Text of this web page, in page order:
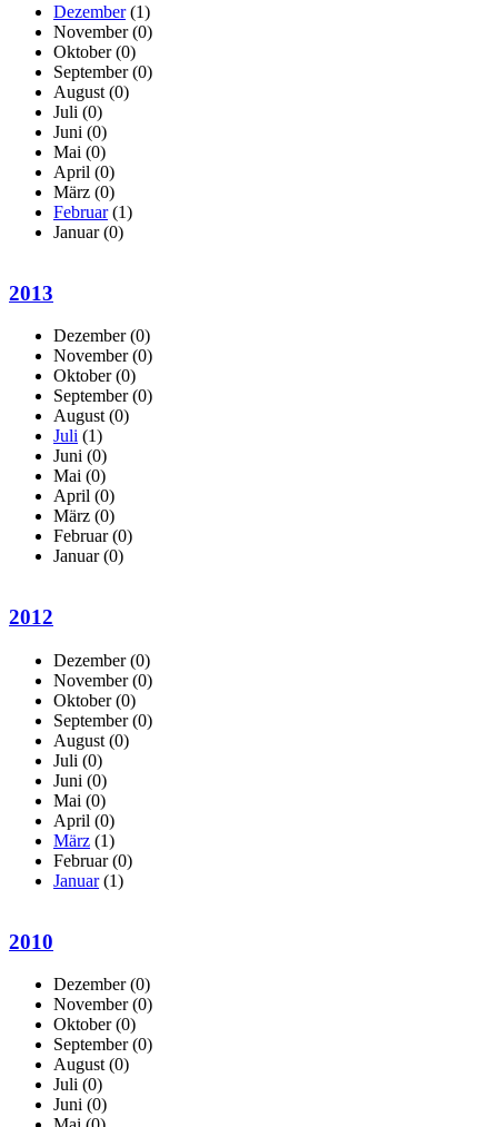
Dezember (1)
November(0)
Oktober(0)
September(0)
August (0)
Juli (0)
Juni (0)
Mai (0)
April (0)
März (0)
Februar (1)
Januar(0)
2013
Dezember(0)
November(0)
Oktober(0)
September(0)
August (0)
Juli (1)
Juni (0)
Mai (0)
April (0)
März (0)
Februar(0)
Januar(0)
2012
Dezember(0)
November(0)
Oktober(0)
September(0)
August (0)
Juli (0)
Juni (0)
Mai (0)
April (0)
März (1)
Februar(0)
Januar (1)
2010
Dezember(0)
November(0)
Oktober(0)
September(0)
August (0)
Juli (0)
Juni (0)